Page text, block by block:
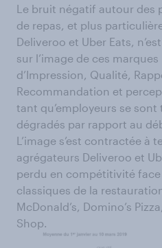
Le bruit négatif autour des
de repas, et plus
Deliveroo et Uber Eats,
sur l’image de ces
d’Impression, Qualité,
Recommandation et
tant qu’employeurs se
dégradés par rapport au
L’image s’est contractée à
agrégateurs Deliveroo et
perdu en compétitivité
classiques de la
McDonald’s, Domino’s
Shop.